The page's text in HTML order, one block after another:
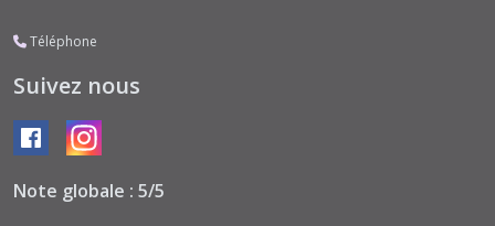
Téléphone
Suivez nous
Note globale : 5/5